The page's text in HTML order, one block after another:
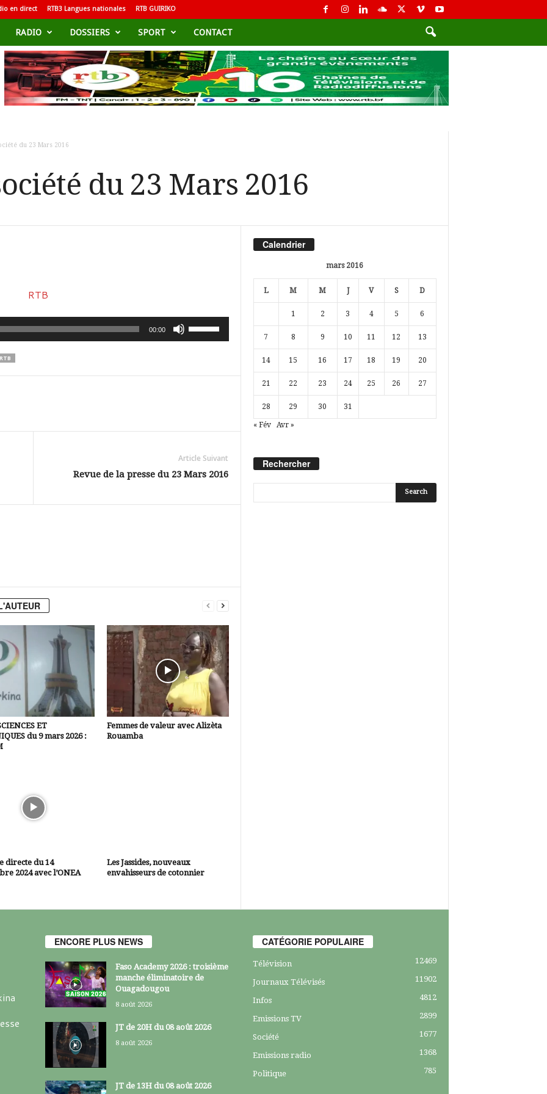
en direct RTB3 Langues nationales RTB GUIRIKO
RADIO DOSSIERS SPORT CONTACT
du 23 Mars 2016
du 23 Mars 2016
00:00
Utilisez
les
ou
diminuer
le
RTB
Article Suivant
Revue de la presse du 23 Mars 2016
ET
du 9 mars 2026 :
Femmes de valeur avec Alizèta
Rouamba
directe du 14
2024 avec l’ONEA
Les Jassides, nouveaux
envahisseurs de cotonnier
Calendrier
mars 2016
L M M J V S D
1 2 3 4 5 6
7 8 9 10 11 12 13
14 15 16 17 18 19 20
21 22 23 24 25 26 27
28 29 30 31
« Fév Avr »
Rechercher
ENCORE PLUS NEWS
Faso Academy 2026 : troisième
manche éliminatoire de
Ouagadougou
8 août 2026
JT de 20H du 08 août 2026
8 août 2026
JT de 13H du 08 août 2026
CATÉGORIE POPULAIRE
Télévision 12469
Journaux Télévisés 11902
Infos 4812
Emissions TV 2899
Société 1677
Emissions radio 1368
Politique 785